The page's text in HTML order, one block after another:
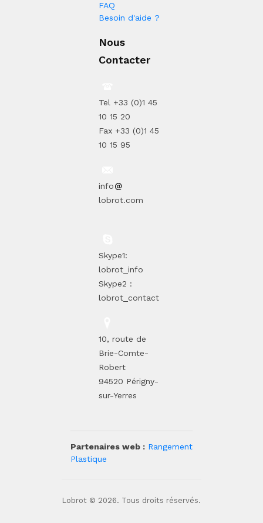
FAQ
Besoin d'aide ?
Nous
Contacter
Tel +33 (0)1 45
10 15 20
Fax +33 (0)1 45
10 15 95
info
lobrot.com
Skype1:
lobrot_info
Skype2 :
lobrot_contact
10, route de
Brie-Comte-
Robert
94520 Périgny-
sur-Yerres
Partenaires web : Rangement
Plastique
Lobrot © 2026. Tous droits réservés.